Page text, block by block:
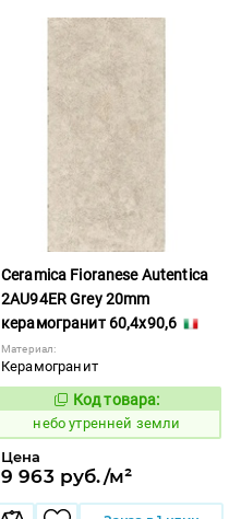
Ceramica Fioranese Autentica
2AU94ER Grey 20mm
керамогранит 60,4x90,6
Материал:
Керамогранит
1123030
Код товара:
небо утренней земли
Цена
9 963 руб./м²